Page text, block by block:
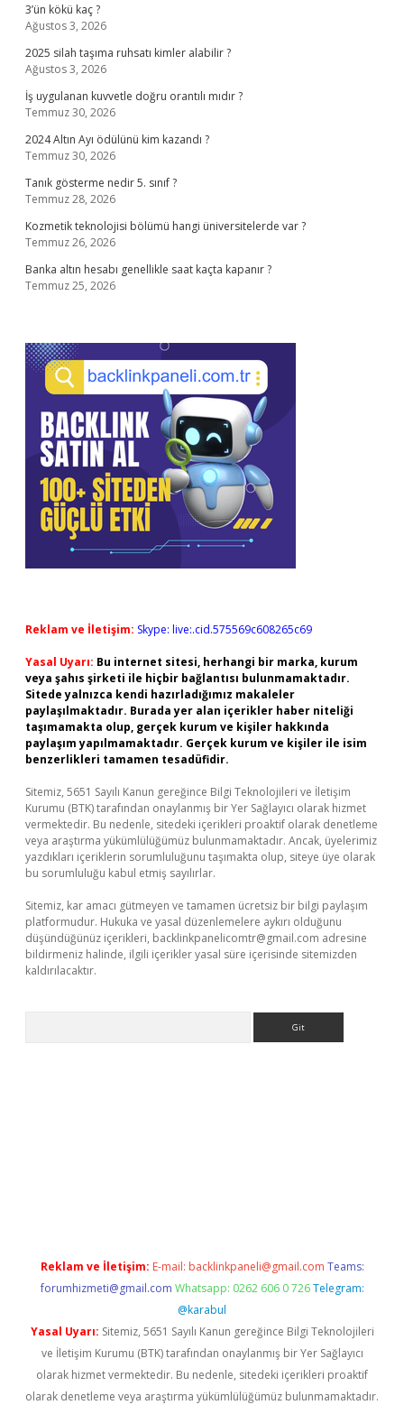
3’ün kökü kaç ?
Ağustos 3, 2026
2025 silah taşıma ruhsatı kimler alabilir ?
Ağustos 3, 2026
İş uygulanan kuvvetle doğru orantılı mıdır ?
Temmuz 30, 2026
2024 Altın Ayı ödülünü kim kazandı ?
Temmuz 30, 2026
Tanık gösterme nedir 5. sınıf ?
Temmuz 28, 2026
Kozmetik teknolojisi bölümü hangi üniversitelerde var ?
Temmuz 26, 2026
Banka altın hesabı genellikle saat kaçta kapanır ?
Temmuz 25, 2026
Reklam ve İletişim: Skype: live:.cid.575569c608265c69
Yasal Uyarı: Bu internet sitesi, herhangi bir marka, kurum
veya şahıs şirketi ile hiçbir bağlantısı bulunmamaktadır.
Sitede yalnızca kendi hazırladığımız makaleler
paylaşılmaktadır. Burada yer alan içerikler haber niteliği
taşımamakta olup, gerçek kurum ve kişiler hakkında
paylaşım yapılmamaktadır. Gerçek kurum ve kişiler ile isim
benzerlikleri tamamen tesadüfidir.
Sitemiz, 5651 Sayılı Kanun gereğince Bilgi Teknolojileri ve İletişim
Kurumu (BTK) tarafından onaylanmış bir Yer Sağlayıcı olarak hizmet
vermektedir. Bu nedenle, sitedeki içerikleri proaktif olarak denetleme
veya araştırma yükümlülüğümüz bulunmamaktadır. Ancak, üyelerimiz
yazdıkları içeriklerin sorumluluğunu taşımakta olup, siteye üye olarak
bu sorumluluğu kabul etmiş sayılırlar.
Sitemiz, kar amacı gütmeyen ve tamamen ücretsiz bir bilgi paylaşım
platformudur. Hukuka ve yasal düzenlemelere aykırı olduğunu
düşündüğünüz içerikleri, backlinkpanelicomtr@gmail.com adresine
bildirmeniz halinde, ilgili içerikler yasal süre içerisinde sitemizden
kaldırılacaktır.
Reklam ve İletişim: E-mail: backlinkpaneli@gmail.com Teams:
forumhizmeti@gmail.com Whatsapp: 0262 606 0 726 Telegram:
@karabul
Yasal Uyarı: Sitemiz, 5651 Sayılı Kanun gereğince Bilgi Teknolojileri
ve İletişim Kurumu (BTK) tarafından onaylanmış bir Yer Sağlayıcı
olarak hizmet vermektedir. Bu nedenle, sitedeki içerikleri proaktif
olarak denetleme veya araştırma yükümlülüğümüz bulunmamaktadır.